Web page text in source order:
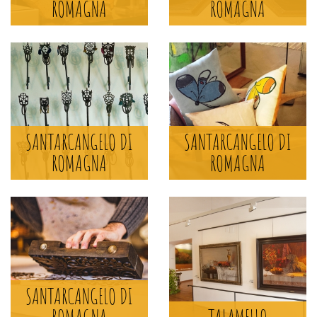
ROMAGNA
ROMAGNA
SCOPRI DI PIÙ >
SANTARCANGELO DI
ROMAGNA
SANTARCANGELO DI
ROMAGNA
NEL MONDO DI
TONINO GUERRA
SANTARCANGELO DI
ROMAGNA
SCOPRI DI PIÙ >
SANTARCANGELO DI
MUSEO PINACOTECA
GUALTIERI
TALAMELLO